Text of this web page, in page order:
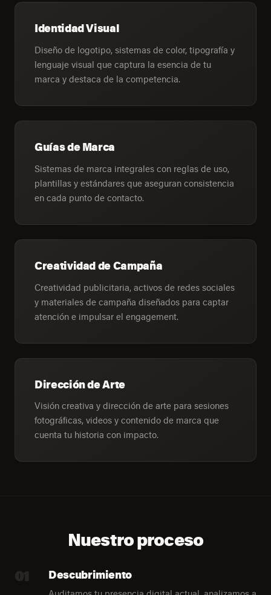
Identidad Visual
Diseño de logotipo, sistemas de color, tipografía y
lenguaje visual que captura la esencia de tu
marca y destaca de la competencia.
Guías de Marca
Sistemas de marca integrales con reglas de uso,
plantillas y estándares que aseguran consistencia
en cada punto de contacto.
Creatividad de Campaña
Creatividad publicitaria, activos de redes sociales
y materiales de campaña diseñados para captar
atención e impulsar el engagement.
Dirección de Arte
Visión creativa y dirección de arte para sesiones
fotográficas, videos y contenido de marca que
cuenta tu historia con impacto.
Nuestro proceso
01 Descubrimiento